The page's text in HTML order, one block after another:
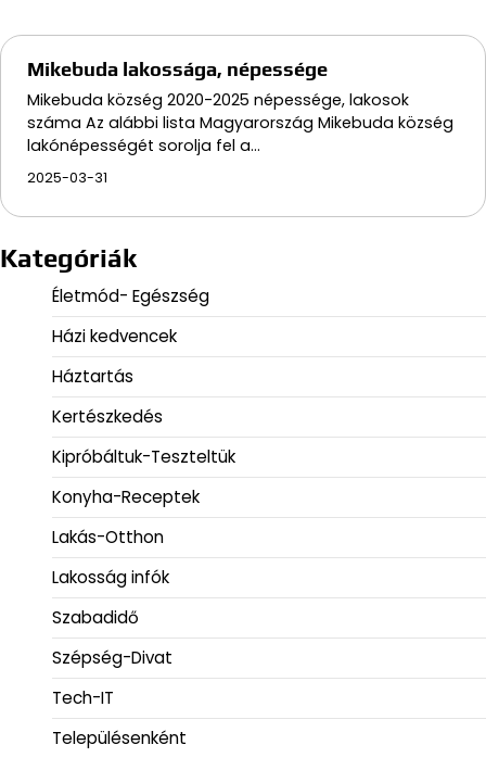
Mikebuda lakossága, népessége
Mikebuda község 2020-2025 népessége, lakosok
száma Az alábbi lista Magyarország Mikebuda község
lakónépességét sorolja fel a…
2025-03-31
Kategóriák
Életmód- Egészség
Házi kedvencek
Háztartás
Kertészkedés
Kipróbáltuk-Teszteltük
Konyha-Receptek
Lakás-Otthon
Lakosság infók
Szabadidő
Szépség-Divat
Tech-IT
Településenként